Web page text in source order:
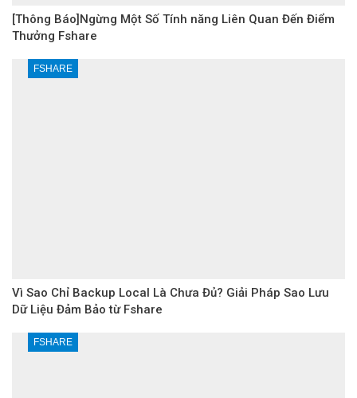
[Thông Báo]Ngừng Một Số Tính năng Liên Quan Đến Điểm
Thưởng Fshare
FSHARE
Vì Sao Chỉ Backup Local Là Chưa Đủ? Giải Pháp Sao Lưu
Dữ Liệu Đảm Bảo từ Fshare
FSHARE